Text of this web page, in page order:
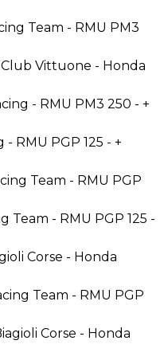
Team - RMU PM3
Vittuone - Honda
- RMU PM3 250 - +
RMU PGP 125 - +
Team - RMU PGP
Team - RMU PGP 125 -
Corse - Honda
Team - RMU PGP
Corse - Honda